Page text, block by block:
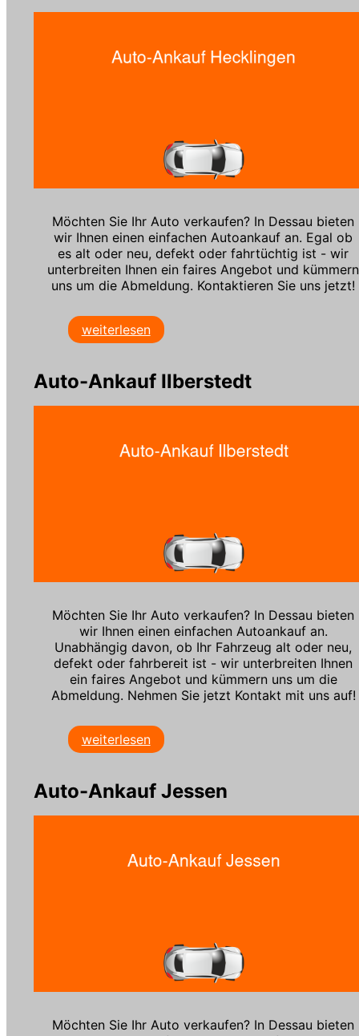
Möchten Sie Ihr Auto verkaufen? In Dessau bieten
wir Ihnen einen einfachen Autoankauf an. Egal ob
es alt oder neu, defekt oder fahrtüchtig ist - wir
unterbreiten Ihnen ein faires Angebot und kümmern
uns um die Abmeldung. Kontaktieren Sie uns jetzt!
weiterlesen
Auto-Ankauf Ilberstedt
Möchten Sie Ihr Auto verkaufen? In Dessau bieten
wir Ihnen einen einfachen Autoankauf an.
Unabhängig davon, ob Ihr Fahrzeug alt oder neu,
defekt oder fahrbereit ist - wir unterbreiten Ihnen
ein faires Angebot und kümmern uns um die
Abmeldung. Nehmen Sie jetzt Kontakt mit uns auf!
weiterlesen
Auto-Ankauf Jessen
Möchten Sie Ihr Auto verkaufen? In Dessau bieten